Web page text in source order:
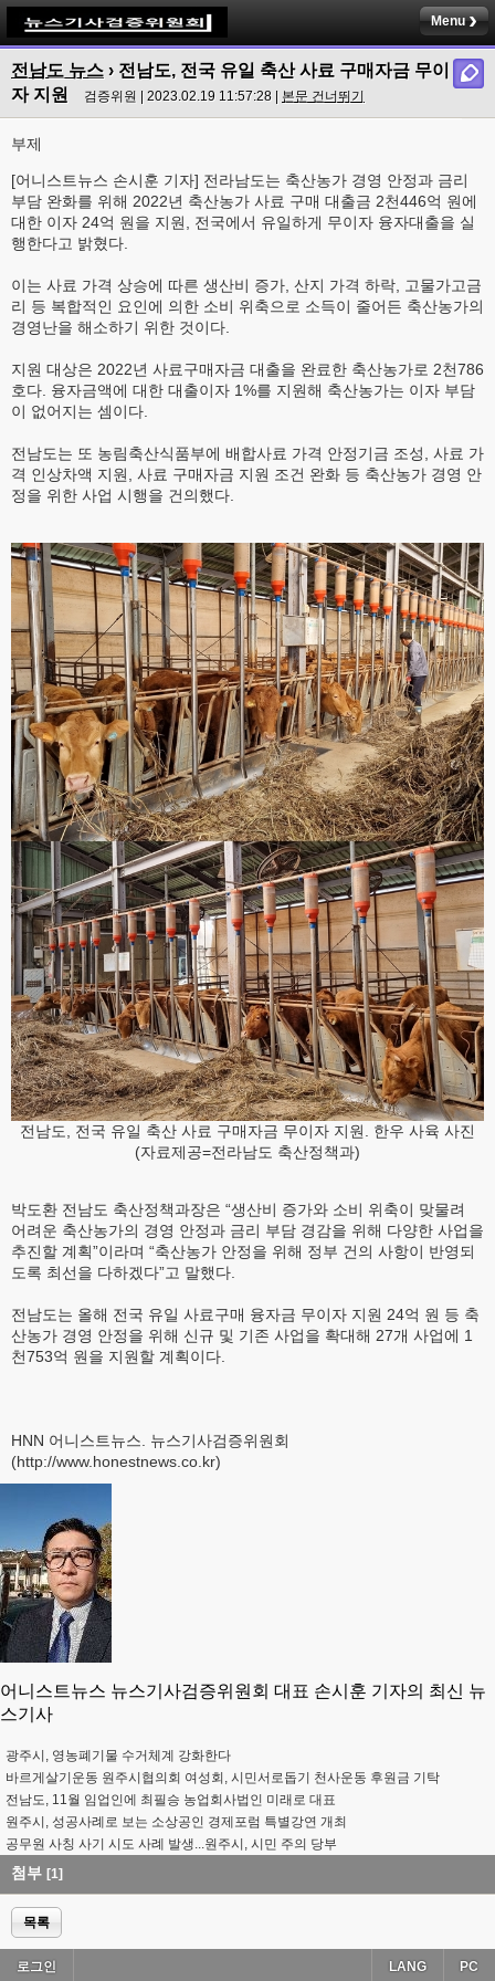
Menu
전남도 뉴스 › 전남도, 전국 유일 축산 사료 구매자금 무이
자 지원
검증위원 | 2023.02.19 11:57:28 | 본문 건너뛰기
부제
[어니스트뉴스 손시훈 기자] 전라남도는 축산농가 경영 안정과 금리
부담 완화를 위해 2022년 축산농가 사료 구매 대출금 2천446억 원에
대한 이자 24억 원을 지원, 전국에서 유일하게 무이자 융자대출을 실
행한다고 밝혔다.
이는 사료 가격 상승에 따른 생산비 증가, 산지 가격 하락, 고물가고금
리 등 복합적인 요인에 의한 소비 위축으로 소득이 줄어든 축산농가의
경영난을 해소하기 위한 것이다.
지원 대상은 2022년 사료구매자금 대출을 완료한 축산농가로 2천786
호다. 융자금액에 대한 대출이자 1%를 지원해 축산농가는 이자 부담
이 없어지는 셈이다.
전남도는 또 농림축산식품부에 배합사료 가격 안정기금 조성, 사료 가
격 인상차액 지원, 사료 구매자금 지원 조건 완화 등 축산농가 경영 안
정을 위한 사업 시행을 건의했다.
전남도, 전국 유일 축산 사료 구매자금 무이자 지원. 한우 사육 사진
(자료제공=전라남도 축산정책과)
박도환 전남도 축산정책과장은 “생산비 증가와 소비 위축이 맞물려
어려운 축산농가의 경영 안정과 금리 부담 경감을 위해 다양한 사업을
추진할 계획”이라며 “축산농가 안정을 위해 정부 건의 사항이 반영되
도록 최선을 다하겠다”고 말했다.
전남도는 올해 전국 유일 사료구매 융자금 무이자 지원 24억 원 등 축
산농가 경영 안정을 위해 신규 및 기존 사업을 확대해 27개 사업에 1
천753억 원을 지원할 계획이다.
HNN 어니스트뉴스. 뉴스기사검증위원회
(http://www.honestnews.co.kr)
어니스트뉴스 뉴스기사검증위원회 대표 손시훈 기자의 최신 뉴
스기사
광주시, 영농폐기물 수거체계 강화한다
바르게살기운동 원주시협의회 여성회, 시민서로돕기 천사운동 후원금 기탁
전남도, 11월 임업인에 최필승 농업회사법인 미래로 대표
원주시, 성공사례로 보는 소상공인 경제포럼 특별강연 개최
공무원 사칭 사기 시도 사례 발생...원주시, 시민 주의 당부
첨부 [1]
목록
로그인 PC
LANG